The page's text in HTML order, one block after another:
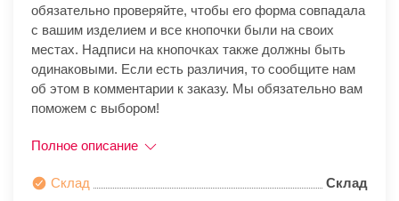
обязательно проверяйте, чтобы его форма совпадала
с вашим изделием и все кнопочки были на своих
местах. Надписи на кнопочках также должны быть
одинаковыми. Если есть различия, то сообщите нам
об этом в комментарии к заказу. Мы обязательно вам
поможем с выбором!
Полное описание
Склад Склад